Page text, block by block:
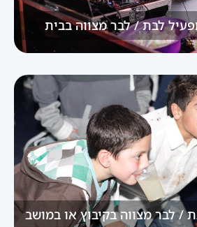
לבת / לבר מצווה בבית
/ לבר מצווה בקיבוץ או במושב